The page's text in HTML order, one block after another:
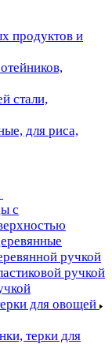
продуктов и
стали,
для риса,
с
ручкой
ручкой
для овощей
терки для